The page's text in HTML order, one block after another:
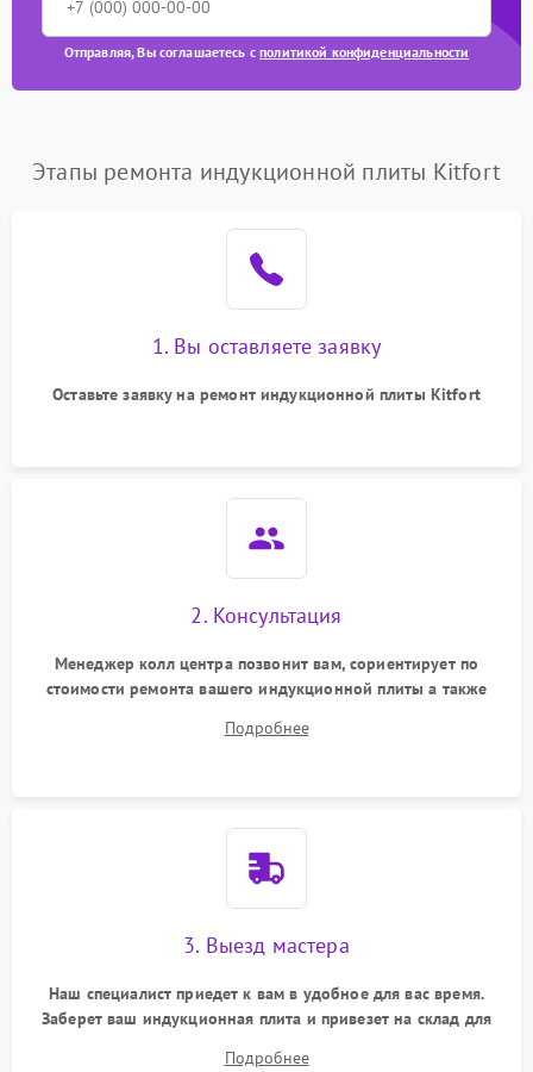
Отправляя, Вы соглашаетесь сполитикой конфиденциальности
Этапы ремонта индукционной плиты Kitfort
1. Вы оставляете заявку
Оставьте заявку на ремонт индукционной плиты Kitfort
2. Консультация
Менеджер колл центра позвонит вам, сориентирует по
стоимости ремонта вашего индукционной плиты а также
Подробнее
3. Выезд мастера
Наш специалист приедет к вам в удобное для вас время.
Заберет ваш индукционная плита и привезет на склад для
Подробнее